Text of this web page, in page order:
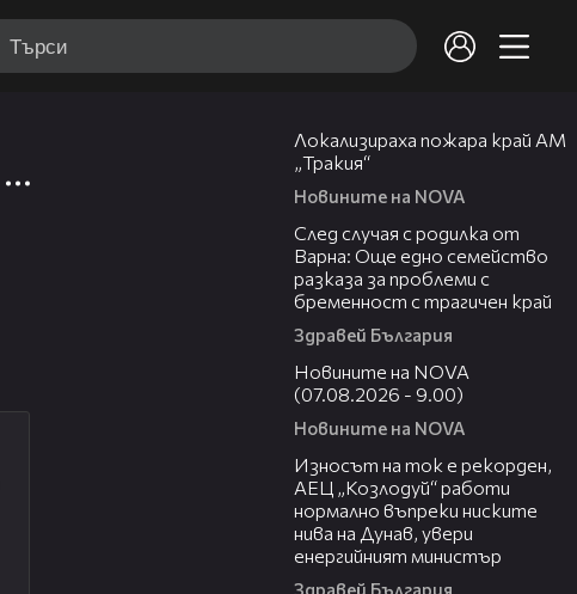
Локализираха пожара край АМ
„Тракия“
Новините на NOVA
След случая с родилка от
Варна: Още едно семейство
разказа за проблеми с
бременност с трагичен край
Здравей България
Новините на NOVA
(07.08.2026 - 9.00)
Новините на NOVA
Износът на ток е рекорден,
АЕЦ „Козлодуй“ работи
нормално въпреки ниските
нива на Дунав, увери
енергийният министър
Здравей България